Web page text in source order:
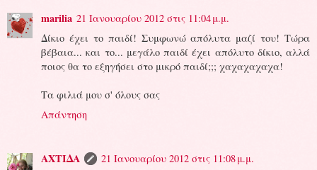
marilia 21 Ιανουαρίου 2012 στις 11:04 μ.μ.
Δίκιο έχει το παιδί! Συμφωνώ απόλυτα μαζί του! Τώρα
βέβαια... και το... μεγάλο παιδί έχει απόλυτο δίκιο, αλλά
ποιος θα το εξηγήσει στο μικρό παιδί;;; χαχαχαχαχα!
Τα φιλιά μου σ' όλους σας
Απάντηση
ΑΧΤΙΔΑ
21 Ιανουαρίου 2012 στις 11:08 μ.μ.